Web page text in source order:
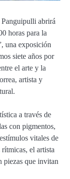
abrirá
horas para la
una exposición
siete años por
el arte y la
artista y
a través de
con pigmentos,
vitales de
el artista
piezas que invitan